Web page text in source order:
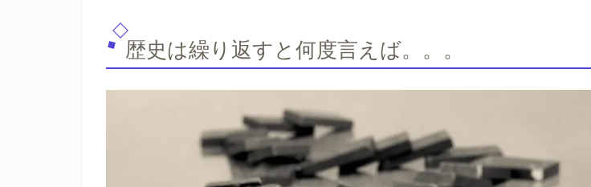
歴史は繰り返すと何度言えば。。。